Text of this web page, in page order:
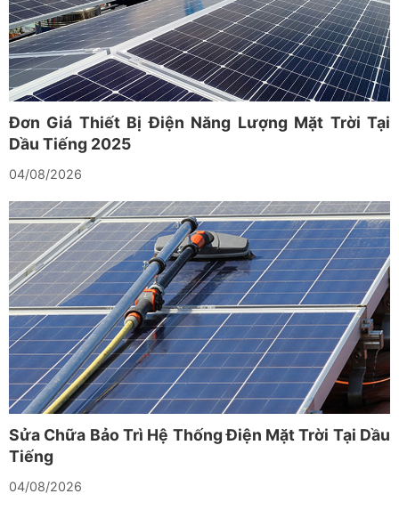
Đơn Giá Thiết Bị Điện Năng Lượng Mặt Trời Tại
Dầu Tiếng 2025
04/08/2026
Sửa Chữa Bảo Trì Hệ Thống Điện Mặt Trời Tại Dầu
Tiếng
04/08/2026